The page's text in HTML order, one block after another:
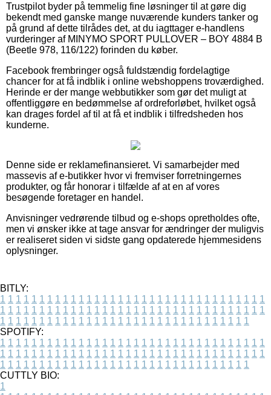
Trustpilot byder på temmelig fine løsninger til at gøre dig
bekendt med ganske mange nuværende kunders tanker og
på grund af dette tilrådes det, at du iagttager e-handlens
vurderinger af MINYMO SPORT PULLOVER – BOY 4884 B
(Beetle 978, 116/122) forinden du køber.
Facebook frembringer også fuldstændig fordelagtige
chancer for at få indblik i online webshoppens troværdighed.
Herinde er der mange webbutikker som gør det muligt at
offentliggøre en bedømmelse af ordreforløbet, hvilket også
kan drages fordel af til at få et indblik i tilfredsheden hos
kunderne.
Denne side er reklamefinansieret. Vi samarbejder med
massevis af e-butikker hvor vi fremviser forretningernes
produkter, og får honorar i tilfælde af at en af vores
besøgende foretager en handel.
Anvisninger vedrørende tilbud og e-shops opretholdes ofte,
men vi ønsker ikke at tage ansvar for ændringer der muligvis
er realiseret siden vi sidste gang opdaterede hjemmesidens
oplysninger.
BITLY:
1 1 1 1 1 1 1 1 1 1 1 1 1 1 1 1 1 1 1 1 1 1 1 1 1 1 1 1 1 1 1 1 1 1
1 1 1 1 1 1 1 1 1 1 1 1 1 1 1 1 1 1 1 1 1 1 1 1 1 1 1 1 1 1 1 1 1 1
1 1 1 1 1 1 1 1 1 1 1 1 1 1 1 1 1 1 1 1 1 1 1 1 1 1 1 1 1 1 1 1
SPOTIFY:
1 1 1 1 1 1 1 1 1 1 1 1 1 1 1 1 1 1 1 1 1 1 1 1 1 1 1 1 1 1 1 1 1 1
1 1 1 1 1 1 1 1 1 1 1 1 1 1 1 1 1 1 1 1 1 1 1 1 1 1 1 1 1 1 1 1 1 1
1 1 1 1 1 1 1 1 1 1 1 1 1 1 1 1 1 1 1 1 1 1 1 1 1 1 1 1 1 1 1 1
CUTTLY BIO:
1